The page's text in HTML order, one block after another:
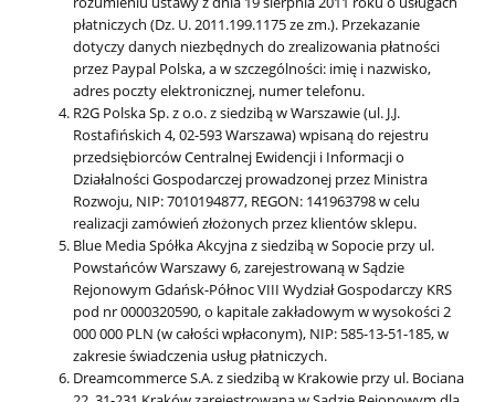
płatniczych (Dz. U. 2011.199.1175 ze zm.). Przekazanie
dotyczy danych niezbędnych do zrealizowania płatności
przez Paypal Polska, a w szczególności: imię i nazwisko,
adres poczty elektronicznej, numer telefonu.
R2G Polska Sp. z o.o. z siedzibą w Warszawie (ul. J.J.
Rostafińskich 4, 02-593 Warszawa) wpisaną do rejestru
przedsiębiorców Centralnej Ewidencji i Informacji o
Działalności Gospodarczej prowadzonej przez Ministra
Rozwoju, NIP: 7010194877, REGON: 141963798 w celu
realizacji zamówień złożonych przez klientów sklepu.
Blue Media Spółka Akcyjna z siedzibą w Sopocie przy ul.
Powstańców Warszawy 6, zarejestrowaną w Sądzie
Rejonowym Gdańsk-Północ VIII Wydział Gospodarczy KRS
pod nr 0000320590, o kapitale zakładowym w wysokości 2
000 000 PLN (w całości wpłaconym), NIP: 585-13-51-185, w
zakresie świadczenia usług płatniczych.
Dreamcommerce S.A. z siedzibą w Krakowie przy ul. Bociana